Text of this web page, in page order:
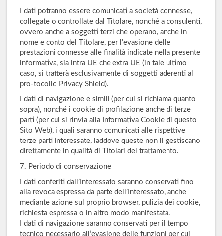
I dati potranno essere comunicati a società connesse,
collegate o controllate dal Titolare, nonché a consulenti,
ovvero anche a soggetti terzi che operano, anche in
nome e conto del Titolare, per l’evasione delle
prestazioni connesse alle finalità indicate nella presente
informativa, sia intra UE che extra UE (in tale ultimo
caso, si tratterà esclusivamente di soggetti aderenti al
pro-tocollo Privacy Shield).
I dati di navigazione e simili (per cui si richiama quanto
sopra), nonché i cookie di profilazione anche di terze
parti (per cui si rinvia alla Informativa Cookie di questo
Sito Web), i quali saranno comunicati alle rispettive
terze parti interessate, laddove queste non li gestiscano
direttamente in qualità di Titolari del trattamento.
7. Periodo di conservazione
I dati conferiti dall’Interessato saranno conservati fino
alla revoca espressa da parte dell’Interessato, anche
mediante azione sul proprio browser, pulizia dei cookie,
richiesta espressa o in altro modo manifestata.
I dati di navigazione saranno conservati per il tempo
tecnico necessario all’evasione delle funzioni per cui